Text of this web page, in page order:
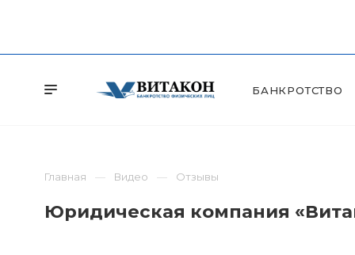
БАНКРОТСТВО
Главная Видео Отзывы
Юридическая компания